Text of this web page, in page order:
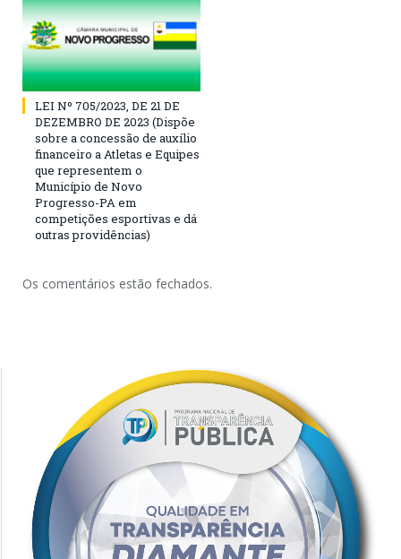
LEI Nº 705/2023, DE 21 DE
DEZEMBRO DE 2023 (Dispõe
sobre a concessão de auxílio
financeiro a Atletas e Equipes
que representem o
Município de Novo
Progresso-PA em
competições esportivas e dá
outras providências)
Os comentários estão fechados.